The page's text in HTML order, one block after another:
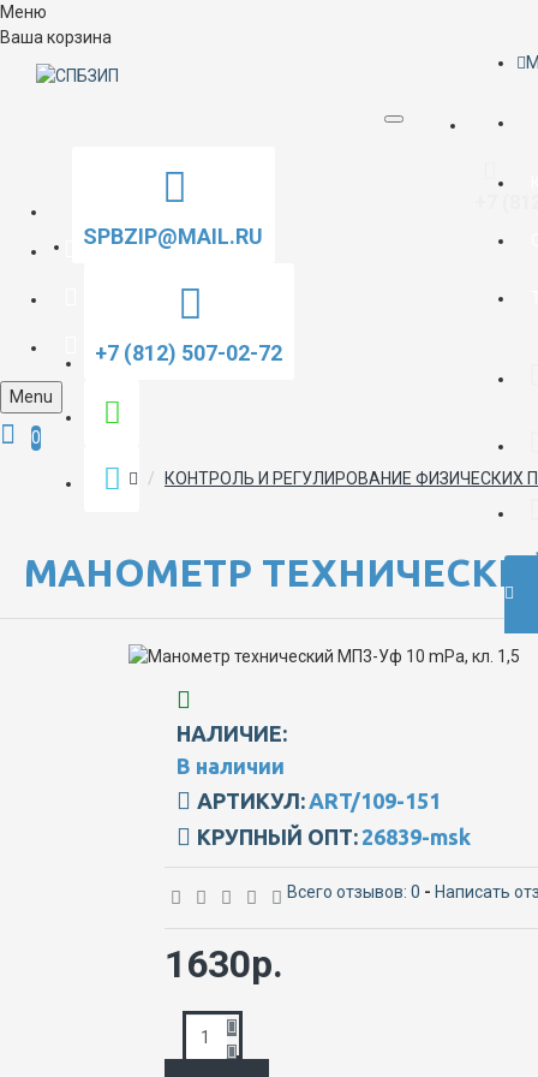
Меню
Ваша корзина
SPBZIP@MAIL.RU
+7 (812) 507-02-72
Menu
0
КОНТРОЛЬ И РЕГУЛИРОВАНИЕ ФИЗИЧЕСКИХ
МАНОМЕТР ТЕХНИЧЕСКИЙ
НАЛИЧИЕ:
В наличии
АРТИКУЛ: ART/109-151
КРУПНЫЙ ОПТ: 26839-msk
Всего отзывов: 0 - Написать
1630р.